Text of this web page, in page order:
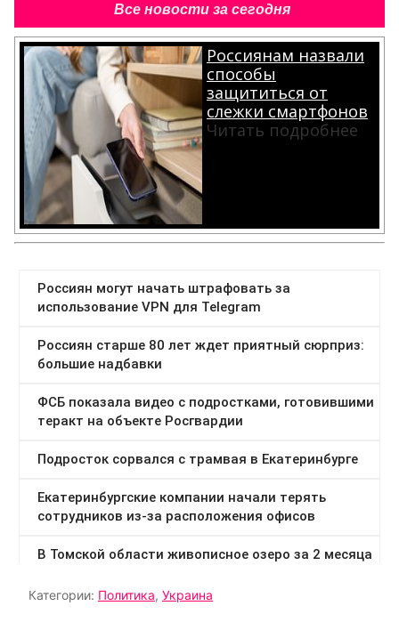
Все новости за сегодня
Россиянам назвали
способы
защититься от
слежки смартфонов
Читать подробнее
Категории: Политика, Украина